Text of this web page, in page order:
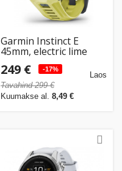
Garmin Instinct E
45mm, electric lime
249 € -17%
Tavahind 299 €
Kuumakse al. 8,49 €
Laos